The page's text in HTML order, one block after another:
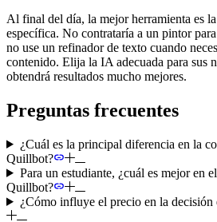
Al final del día, la mejor herramienta es la
específica. No contrataría a un pintor
no use un refinador de texto cuando
contenido. Elija la IA adecuada para sus
obtendrá resultados mucho mejores.
Preguntas frecuentes
¿Cuál es la principal diferencia en la
Quillbot?
Para un estudiante, ¿cuál es mejor en
Quillbot?
¿Cómo influye el precio en la